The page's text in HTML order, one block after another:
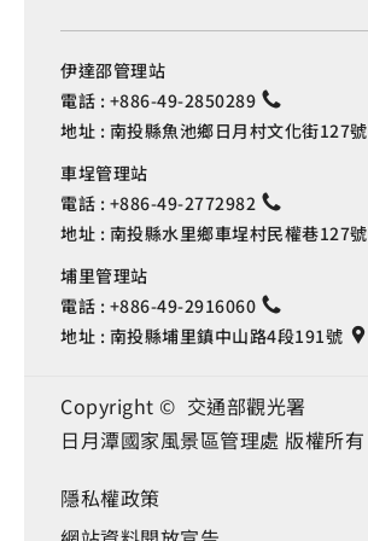
伊達邵管理站
電話 : +886-49-2850289
地址 : 南投縣魚池鄉日月村文化街127號
車埕管理站
電話 : +886-49-2772982
地址 : 南投縣水里鄉車埕村民權巷127號
埔里管理站
電話 : +886-49-2916060
地址 : 南投縣埔里鎮中山路4段191號
Copyright © 交通部觀光署
日月潭國家風景區管理處 版權所有
隱私權政策